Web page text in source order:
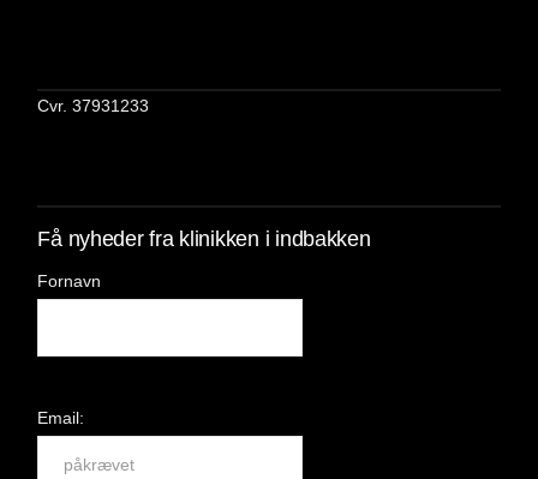
Cvr. 37931233
Få nyheder fra klinikken i indbakken
Fornavn
Email: